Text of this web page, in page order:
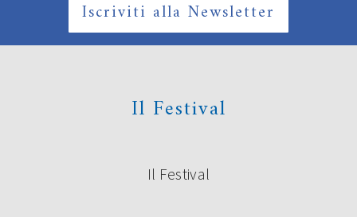
Iscriviti alla Newsletter
Il Festival
Il Festival